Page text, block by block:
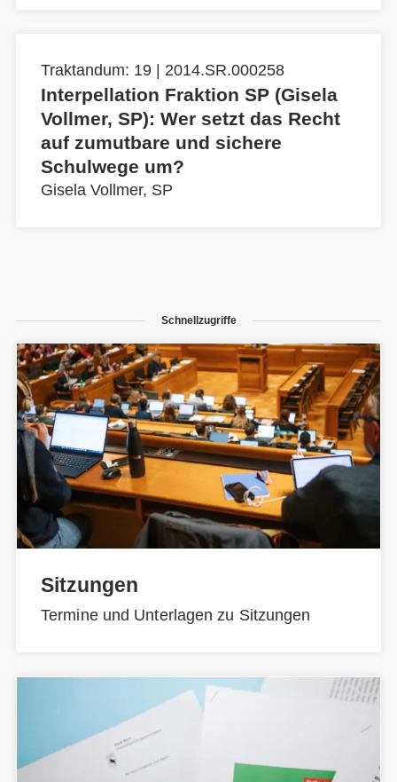
Traktandum: 19 | 2014.SR.000258
Interpellation Fraktion SP (Gisela
Vollmer, SP): Wer setzt das Recht
auf zumutbare und sichere
Schulwege um?
Gisela Vollmer, SP
Schnellzugriffe
Sitzungen
Termine und Unterlagen zu Sitzungen